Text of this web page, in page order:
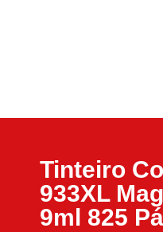
Tinteiro
933XL
9ml 825